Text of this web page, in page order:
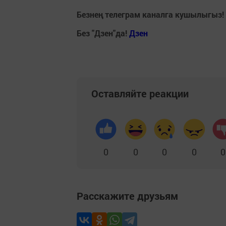
Безнең телеграм каналга кушылыгыз!
Без "Дзен"да! Дзен
Оставляйте реакции
0 0 0 0 0
Расскажите друзьям